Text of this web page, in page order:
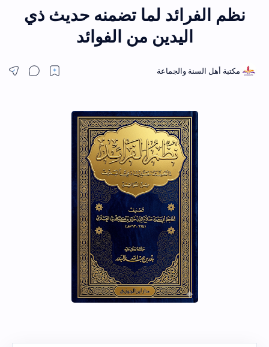
نظم الفرائد لما تضمنه حديث ذي
اليدين من الفوائد